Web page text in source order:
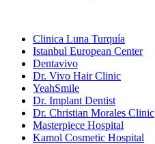
Clinica Luna Turquía
Istanbul European Center
Dentavivo
Dr. Vivo Hair Clinic
YeahSmile
Dr. Implant Dentist
Dr. Christian Morales Clinic
Masterpiece Hospital
Kamol Cosmetic Hospital